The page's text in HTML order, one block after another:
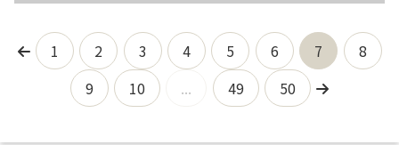
1 2 3 4 5 6 7
8
9
10 ... 49 50